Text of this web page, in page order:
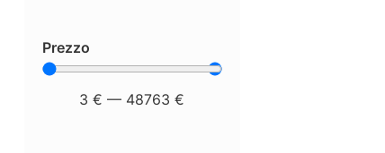
Prezzo
3 € — 48763 €